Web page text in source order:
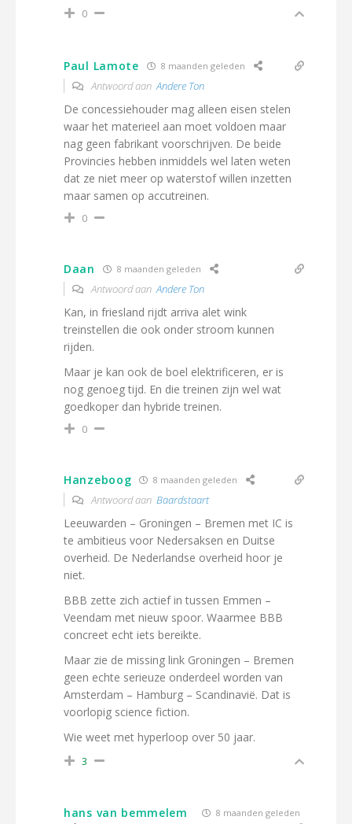
0
Paul Lamote 8 maanden geleden
Antwoord aanAndere Ton
De concessiehouder mag alleen eisen stelen
waar het materieel aan moet voldoen maar
nag geen fabrikant voorschrijven. De beide
Provincies hebben inmiddels wel laten weten
dat ze niet meer op waterstof willen inzetten
maar samen op accutreinen.
0
Daan 8 maanden geleden
Antwoord aanAndere Ton
Kan, in friesland rijdt arriva alet wink
treinstellen die ook onder stroom kunnen
rijden.
Maar je kan ook de boel elektrificeren, er is
nog genoeg tijd. En die treinen zijn wel wat
goedkoper dan hybride treinen.
0
Hanzeboog 8 maanden geleden
Antwoord aan Baardstaart
Leeuwarden – Groningen – Bremen met IC is
te ambitieus voor Nedersaksen en Duitse
overheid. De Nederlandse overheid hoor je
niet.
BBB zette zich actief in tussen Emmen –
Veendam met nieuw spoor. Waarmee BBB
concreet echt iets bereikte.
Maar zie de missing link Groningen – Bremen
geen echte serieuze onderdeel worden van
Amsterdam – Hamburg – Scandinavië. Dat is
voorlopig science fiction.
Wie weet met hyperloop over 50 jaar.
3
hans van bemmelem 8 maanden geleden